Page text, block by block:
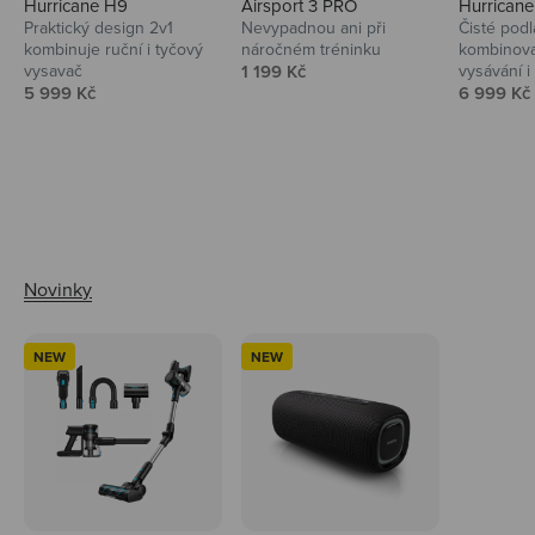
Hurricane H9
Praktický design 2v1
kombinuje ruční i tyčový
vysavač
Prodejní cena
5 999 Kč
Airsport 3 PRO
Nevypadnou ani při
náročném tréninku
Prodejní cena
1 199 Kč
Čisté
vysávání
Prodejní
6 999 Kč
NEW NEW